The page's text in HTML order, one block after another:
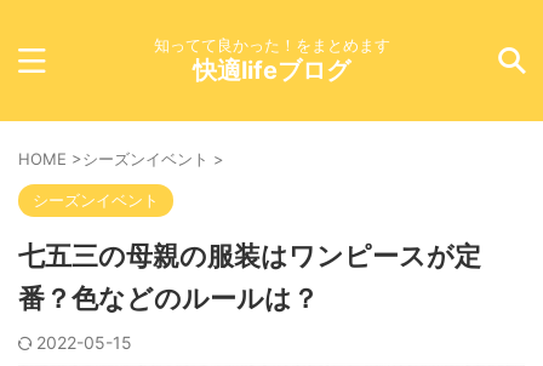
知ってて良かった！をまとめます
快適lifeブログ
HOME >シーズンイベント >
シーズンイベント
七五三の母親の服装はワンピースが定
番？色などのルールは？
2022-05-15